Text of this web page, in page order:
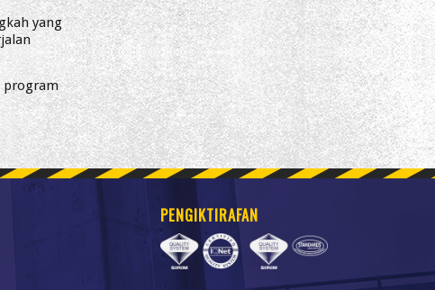
yang
program
PENGIKTIRAFAN